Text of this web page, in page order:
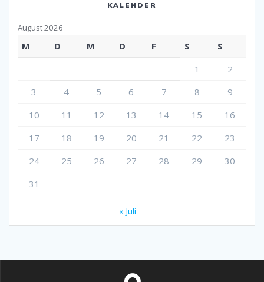
KALENDER
August 2026
M D M D F S
S
1
2
3
4 5 6 7 8
9
10
11 12 13 14 15
16
17
18 19 20 21 22
23
24
25 26 27 28 29
30
31
« Juli